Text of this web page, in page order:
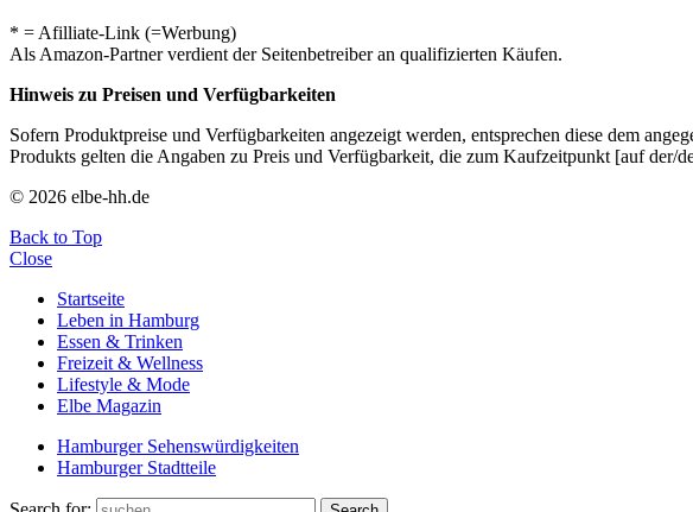
* = Afilliate-Link (=Werbung)
Als Amazon-Partner verdient der Seitenbetreiber an qualifizierten Käufen.
Hinweis zu Preisen und Verfügbarkeiten
Sofern Produktpreise und Verfügbarkeiten angezeigt werden, entsprechen diese dem
Produkts gelten die Angaben zu Preis und Verfügbarkeit, die zum Kaufzeitpunkt [auf der/
© 2026 elbe-hh.de
Back to Top
Close
Startseite
Leben in Hamburg
Essen & Trinken
Freizeit & Wellness
Lifestyle & Mode
Elbe Magazin
Hamburger Sehenswürdigkeiten
Hamburger Stadtteile